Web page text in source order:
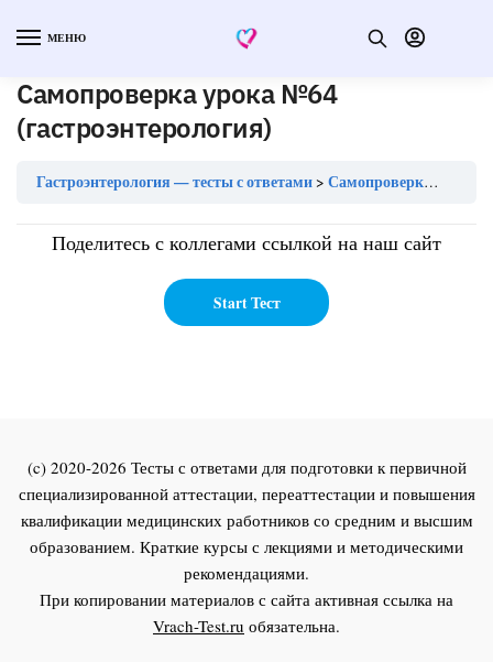
МЕНЮ
Самопроверка урока №64
(гастроэнтерология)
Гастроэнтерология — тесты с ответами Самопроверка урока №64 (гастроэнтерология)
Поделитесь с коллегами ссылкой на наш сайт
(c) 2020-2026 Тесты с ответами для подготовки к первичной
специализированной аттестации, переаттестации и повышения
квалификации медицинских работников со средним и высшим
образованием. Краткие курсы с лекциями и методическими
рекомендациями.
При копировании материалов с сайта активная ссылка на
Vrach-Test.ru обязательна.